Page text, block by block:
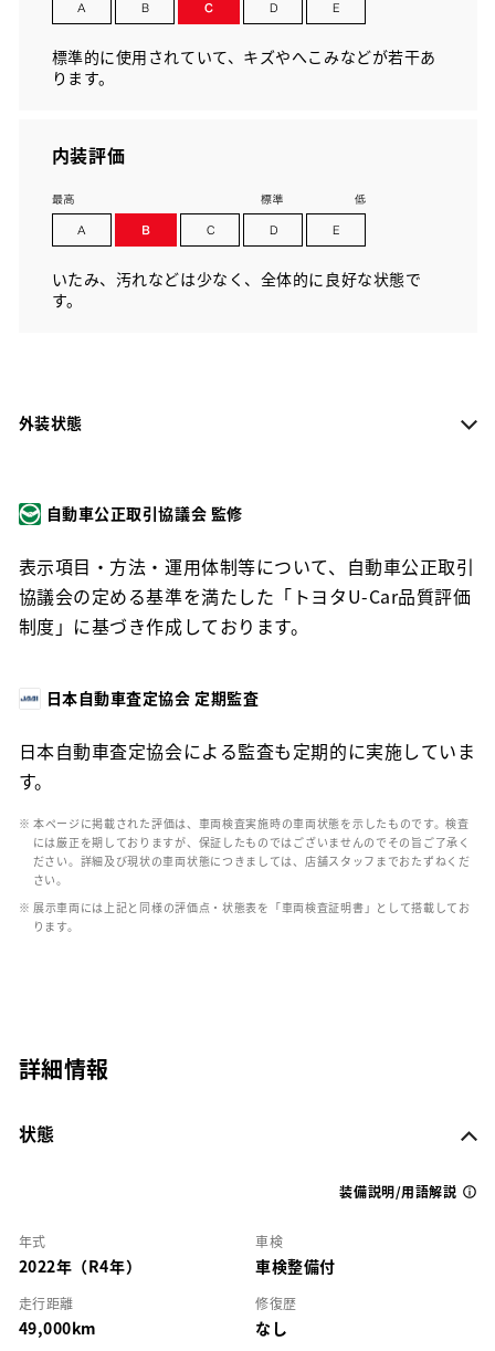
標準的に使用されていて、キズやへこみなどが若干あ
ります。
内装評価
いたみ、汚れなどは少なく、全体的に良好な状態で
す。
外装状態
自動車公正取引協議会 監修
表示項目・方法・運用体制等について、自動車公正取引
協議会の定める基準を満たした「トヨタU-Car品質評価
制度」に基づき作成しております。
日本自動車査定協会 定期監査
日本自動車査定協会による監査も定期的に実施していま
す。
※ 本ページに掲載された評価は、車両検査実施時の車両状態を示したものです。検査
には厳正を期しておりますが、保証したものではございませんのでその旨ご了承く
ださい。詳細及び現状の車両状態につきましては、店舗スタッフまでおたずねくだ
さい。
※ 展示車両には上記と同様の評価点・状態表を「車両検査証明書」として搭載してお
ります。
詳細情報
状態
装備説明/用語解説
年式
2022年（R4年）
車検
車検整備付
走行距離
49,000km
修復歴
なし